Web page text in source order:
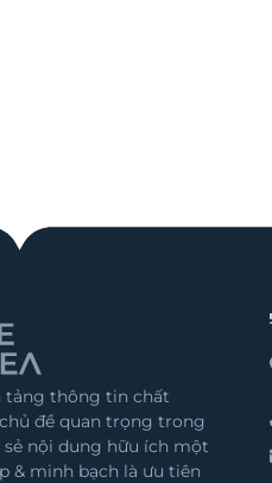
tảng thông tin chất
đề quan trọng trong
sẻ nội dung hữu ích một
& minh bạch là ưu tiên